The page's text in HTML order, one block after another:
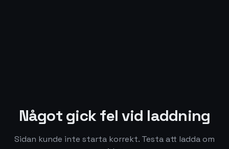
Något gick fel vid laddning
Sidan kunde inte starta korrekt. Testa att ladda om